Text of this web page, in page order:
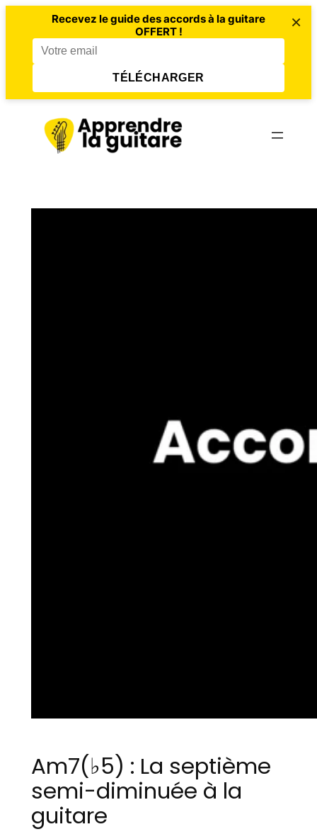
Recevez le guide des accords à la guitare
OFFERT !
TÉLÉCHARGER
×
contenu
Am7(♭5) : La septième
semi-diminuée à la
guitare